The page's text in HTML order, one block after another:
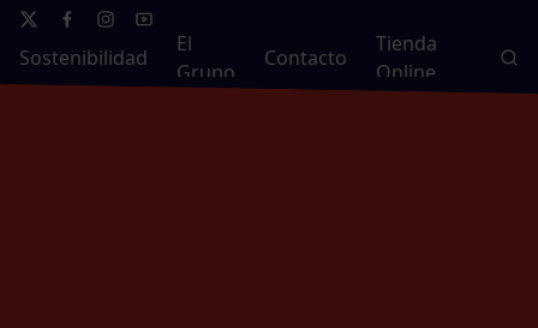
Sostenibilidad
El
Grupo
Contacto
Tienda
Online